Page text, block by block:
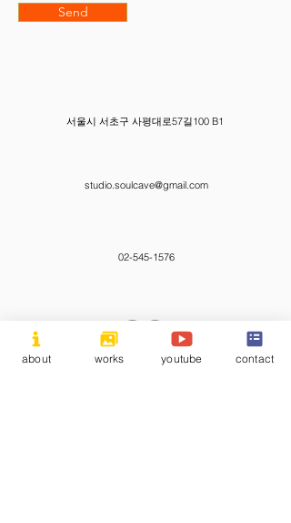
Send
서울시 서초구 사평대로57길100 B1
studio.soulcave@gmail.com
02-545-1576
about works youtube contact